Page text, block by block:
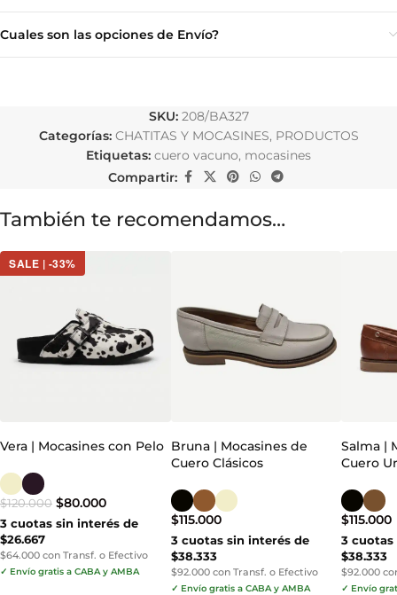
Cuales son las opciones de Envío?
SKU: 208/BA327
Categorías: CHATITAS Y MOCASINES, PRODUCTOS
Etiquetas: cuero vacuno, mocasines
Compartir:
También te recomendamos…
SALE | -33%
Vera | Mocasines con Pelo
$120.000 $80.000
3 cuotas sin interés de
$26.667
$64.000 con Transf. o Efectivo
✓ Envío gratis a CABA y AMBA
Bruna | Mocasines de
Cuero Clásicos
$115.000
3 cuotas sin interés de
$38.333
$92.000 con Transf. o Efectivo
✓ Envío gratis a CABA y AMBA
Salma |
Cuero
$115.000
3 cuotas
$38.333
$92.000
✓ Envío